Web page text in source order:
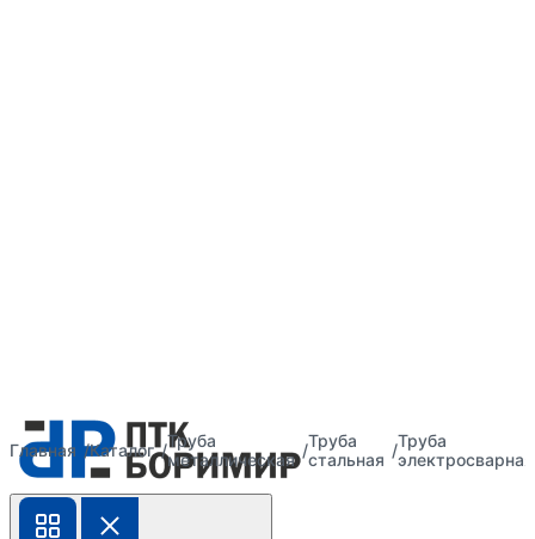
Главная Каталог
Труба
металлическая
Труба
стальная
Труба
электросварная